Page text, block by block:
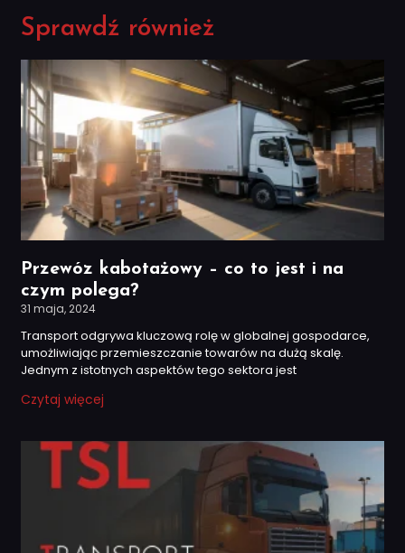
Sprawdź również
Przewóz kabotażowy – co to jest i na
czym polega?
31 maja, 2024
Transport odgrywa kluczową rolę w globalnej gospodarce,
umożliwiając przemieszczanie towarów na dużą skalę.
Jednym z istotnych aspektów tego sektora jest
Czytaj więcej